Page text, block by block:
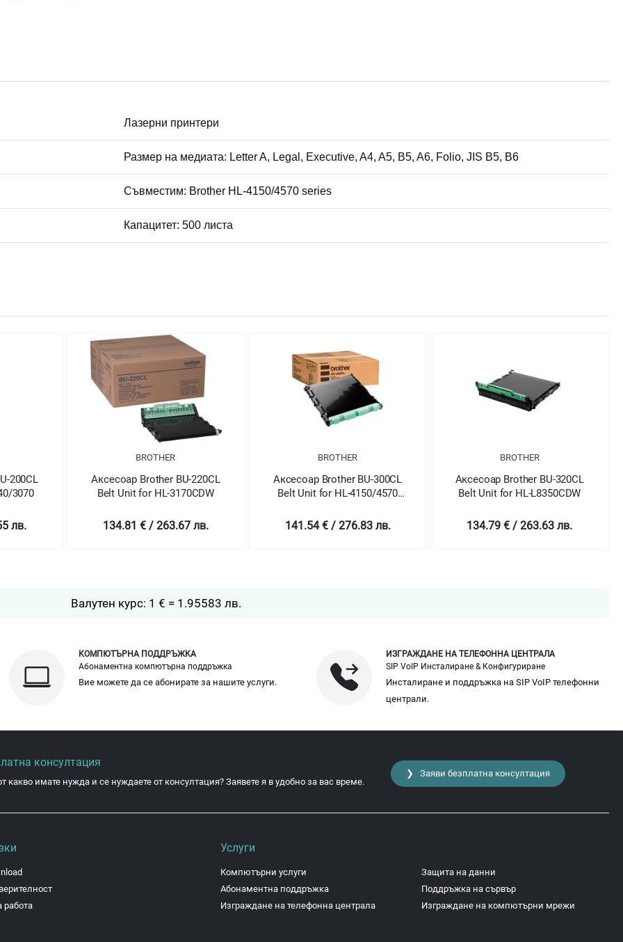
Лазерни принтери
Размер на медиата: Letter A, Legal, Executive, A4, A5, B5, A6, Folio, JIS B5, B6
Съвместим: Brother HL-4150/4570 series
Капацитет: 500 листа
200CL
3070
лв.
BROTHER
Аксесоар Brother BU-220CL
Belt Unit for HL-3170CDW
134.81 € / 263.67 лв.
BROTHER
Аксесоар Brother BU-300CL
Belt Unit for HL-4150/4570
141.54 € / 276.83 лв.
BROTHER
Аксесоар Brother BU-320CL
Belt Unit for HL-L8350CDW
134.79 € / 263.63 лв.
Валутен курс: 1 € = 1.95583 лв.
КОМПЮТЪРНА ПОДДРЪЖКА
Абонаментна компютърна поддръжка
Вие можете да се абонирате за нашите услуги.
ИЗГРАЖДАНЕ НА ТЕЛЕФОННА ЦЕНТРАЛА
SIP VoIP Инсталиране & Конфигуриране
Инсталиране и поддръжка на SIP VoIP телефонни
централи.
консултация
какво имате нужда и се нуждаете от консултация? Заявете я в удобно за вас време.
❯ Заяви безплатна консултация
работа
Услуги
Компютърни услуги
Абонаментна поддръжка
Изграждане на телефонна централа
Защита на данни
Поддръжка на сървър
Изграждане на компютърни мрежи